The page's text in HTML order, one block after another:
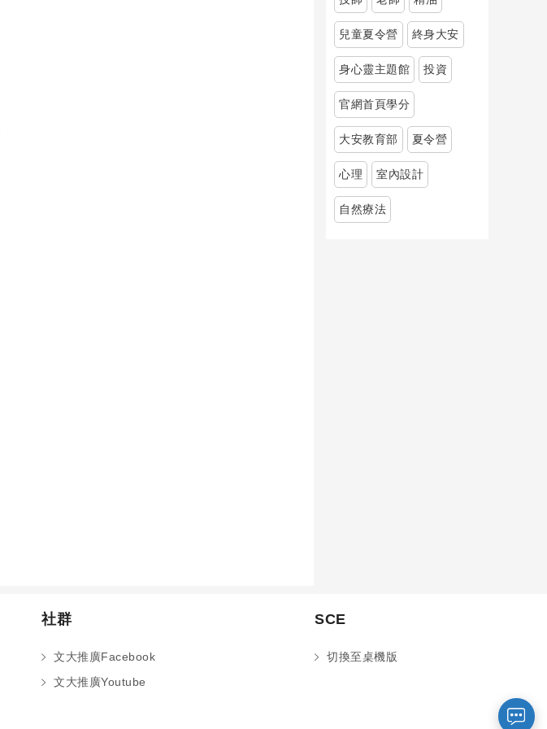
兒童夏令營 終身大安
身心靈主題館 投資
官網首頁學分
大安教育部 夏令營
心理 室內設計
自然療法
社群
文大推廣Facebook
文大推廣Youtube
SCE
切換至桌機版
如您對於課程有疑問，可至
※服務時間：週一至週六09:00~21:00；